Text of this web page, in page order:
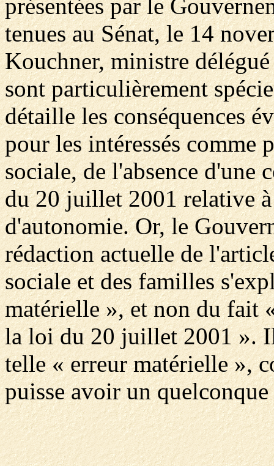
présentées par le
tenues au Sénat, le 14
Kouchner, ministre
sont particulièrement
détaille les conséquences
pour les intéressés comme
sociale, de l'absence d'une
du 20 juillet 2001 relative
d'autonomie. Or, le
rédaction actuelle de
sociale et des familles
matérielle », et non du fait
la loi du 20 juillet 2001 ».
telle « erreur matérielle »,
puisse avoir un